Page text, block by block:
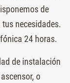
de
necesidades.
24 horas.
de instalación
o